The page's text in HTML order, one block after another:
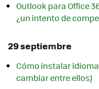
Outlook para Office
¿un intento de
29 septiembre
Cómo instalar
cambiar entre ellos)